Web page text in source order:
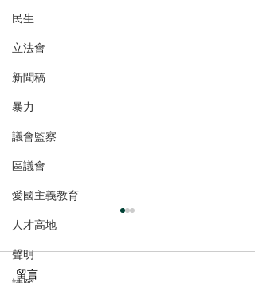
民生
立法會
新聞稿
暴力
議會監察
區議會
愛國主義教育
人才高地
聲明
留言